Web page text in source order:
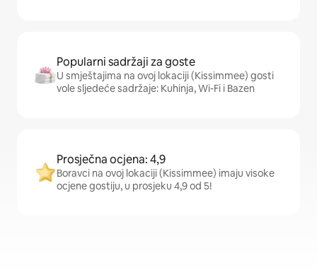
Popularni sadržaji za goste
U smještajima na ovoj lokaciji (Kissimmee) gosti
vole sljedeće sadržaje: Kuhinja, Wi-Fi i Bazen
Prosječna ocjena: 4,9
Boravci na ovoj lokaciji (Kissimmee) imaju visoke
ocjene gostiju, u prosjeku 4,9 od 5!